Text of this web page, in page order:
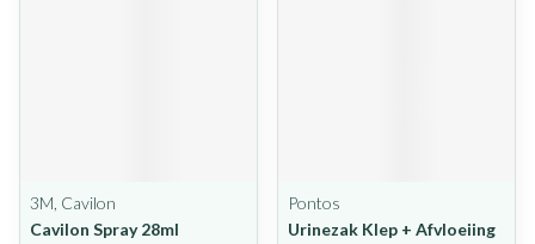
3M, Cavilon
Cavilon Spray 28ml
Pontos
Urinezak Klep + Afvloeiing